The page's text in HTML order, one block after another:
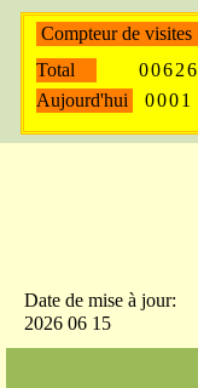
Date de mise à jour:
2026 06 15
Compteur de visites
00626
Total
0001
Aujourd'hui